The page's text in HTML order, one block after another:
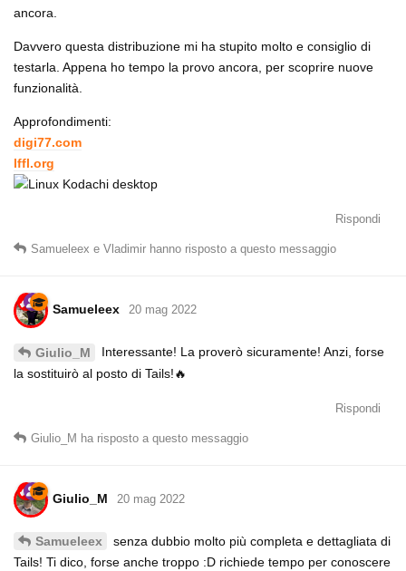
ancora.
Davvero questa distribuzione mi ha stupito molto e consiglio di
testarla. Appena ho tempo la provo ancora, per scoprire nuove
funzionalità.
Approfondimenti:
digi77.com
lffl.org
Rispondi
Samueleex e Vladimir hanno risposto a questo messaggio
Samueleex 20 mag 2022
Giulio_M
Interessante! La proverò sicuramente! Anzi, forse
la sostituirò al posto di Tails!🔥
Rispondi
Giulio_M ha risposto a questo messaggio
Giulio_M 20 mag 2022
Samueleex
senza dubbio molto più completa e dettagliata di
Tails! Ti dico, forse anche troppo :D richiede tempo per conoscere